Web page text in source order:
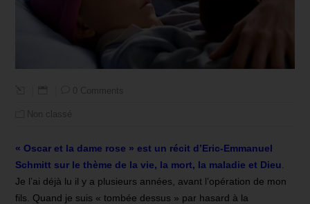
0 Comments
Non classé
« Oscar et la dame rose » est un récit d’Eric-Emmanuel
Schmitt sur le thème de la vie, la mort, la maladie et Dieu
Je l’ai déjà lu il y a plusieurs années, avant l’opération de mon
fils. Quand je suis « tombée dessus » par hasard à la